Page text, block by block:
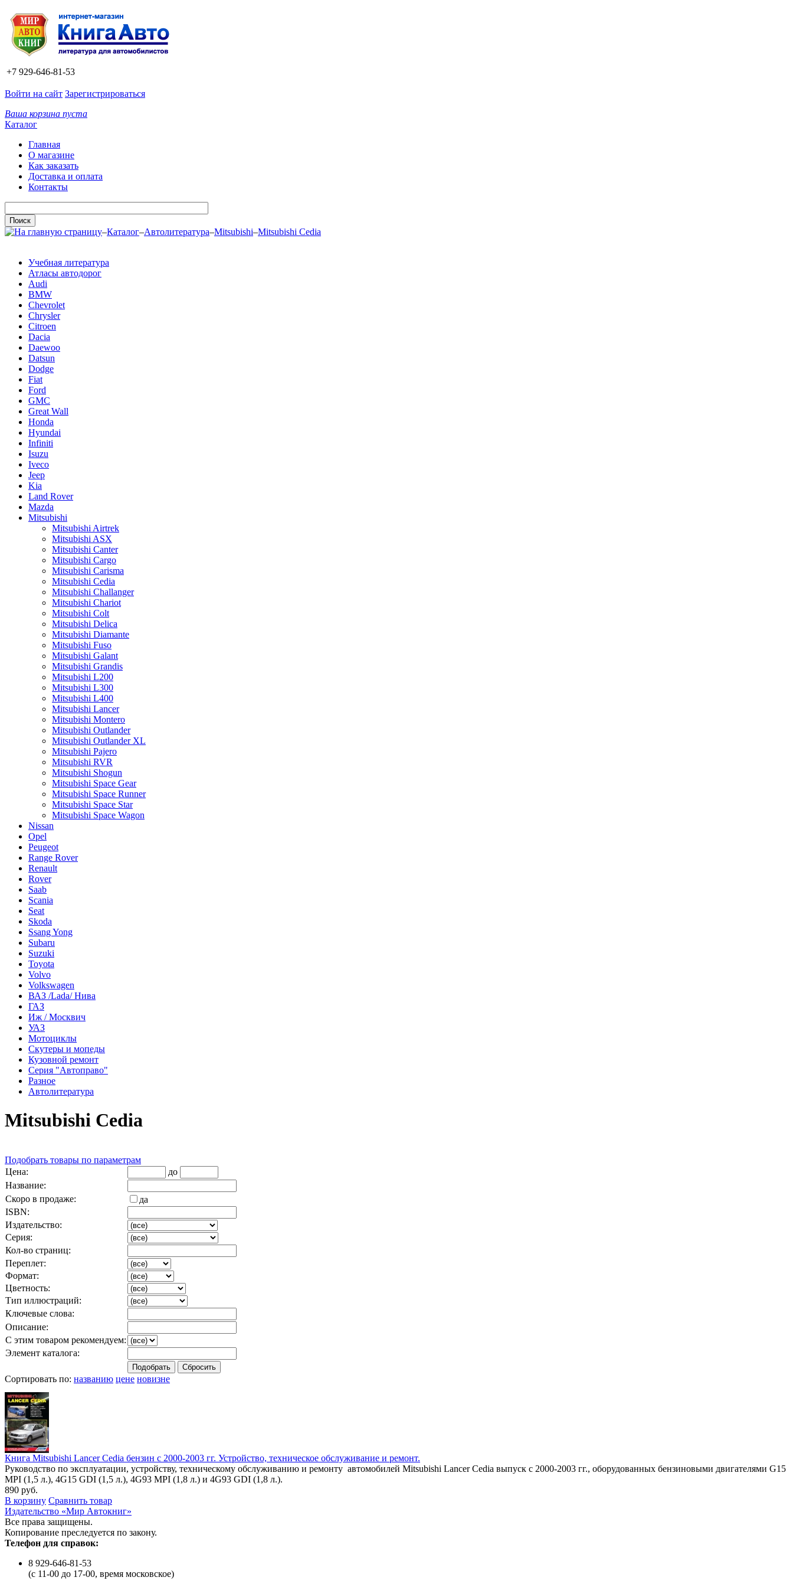
+7 929-646-81-53
Войти на сайт Зарегистрироваться
Ваша корзина пуста
Каталог
Главная
О магазине
Как заказать
Доставка и оплата
Контакты
–Каталог–Автолитература–Mitsubishi–Mitsubishi Cedia
Учебная литература
Атласы автодорог
Audi
BMW
Chevrolet
Chrysler
Citroen
Dacia
Daewoo
Datsun
Dodge
Fiat
Ford
GMC
Great Wall
Honda
Hyundai
Infiniti
Isuzu
Iveco
Jeep
Kia
Land Rover
Mazda
Mitsubishi
Mitsubishi Airtrek
Mitsubishi ASX
Mitsubishi Canter
Mitsubishi Cargo
Mitsubishi Carisma
Mitsubishi Cedia
Mitsubishi Challanger
Mitsubishi Chariot
Mitsubishi Colt
Mitsubishi Delica
Mitsubishi Diamante
Mitsubishi Fuso
Mitsubishi Galant
Mitsubishi Grandis
Mitsubishi L200
Mitsubishi L300
Mitsubishi L400
Mitsubishi Lancer
Mitsubishi Montero
Mitsubishi Outlander
Mitsubishi Outlander XL
Mitsubishi Pajero
Mitsubishi RVR
Mitsubishi Shogun
Mitsubishi Space Gear
Mitsubishi Space Runner
Mitsubishi Space Star
Mitsubishi Space Wagon
Nissan
Opel
Peugeot
Range Rover
Renault
Rover
Saab
Scania
Seat
Skoda
Ssang Yong
Subaru
Suzuki
Toyota
Volvo
Volkswagen
ВАЗ /Lada/ Нива
ГАЗ
Иж / Москвич
УАЗ
Мотоциклы
Скутеры и мопеды
Кузовной ремонт
Серия "Автоправо"
Разное
Автолитература
Mitsubishi Cedia
Подобрать товары по параметрам
Цена:
до
Название:
Скоро в продаже:
да
ISBN:
Издательство:
Серия:
Кол-во страниц:
Переплет:
Формат:
Цветность:
Тип иллюстраций:
Ключевые слова:
Описание:
С этим товаром рекомендуем:
Элемент каталога:
Сортировать по: названию цене новизне
Книга Mitsubishi Lancer Cedia бензин с 2000-2003 гг. Устройство, техническое обслуживание и ремонт.
Руководство по эксплуатации, устройству, техническому обслуживанию и ремонту автомобилей Mitsubishi Lancer Cedia выпуск с 2000-2003 гг., оборудованных бензиновыми двигателями G15
MPI (1,5 л.), 4G15 GDI (1,5 л.), 4G93 MPI (1,8 л.) и 4G93 GDI (1,8 л.).
890 руб.
В корзину Сравнить товар
Издательство «Мир Автокниг»
Все права защищены.
Копирование преследуется по закону.
Телефон для справок:
8 929-646-81-53
(с 11-00 до 17-00, время московское)